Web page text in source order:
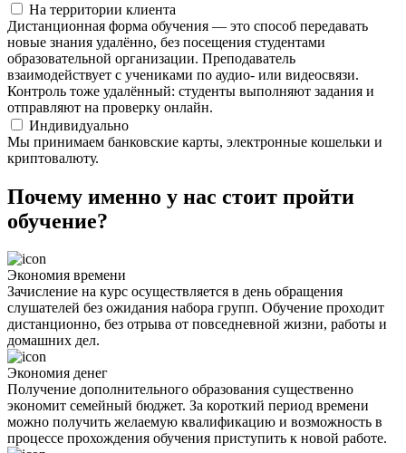
На территории клиента
Дистанционная форма обучения — это способ передавать
новые знания удалённо, без посещения студентами
образовательной организации. Преподаватель
взаимодействует с учениками по аудио- или видеосвязи.
Контроль тоже удалённый: студенты выполняют задания и
отправляют на проверку онлайн.
Индивидуально
Мы принимаем банковские карты, электронные кошельки и
криптовалюту.
Почему именно у нас стоит пройти
обучение?
Экономия времени
Зачисление на курс осуществляется в день обращения
слушателей без ожидания набора групп. Обучение проходит
дистанционно, без отрыва от повседневной жизни, работы и
домашних дел.
Экономия денег
Получение дополнительного образования существенно
экономит семейный бюджет. За короткий период времени
можно получить желаемую квалификацию и возможность в
процессе прохождения обучения приступить к новой работе.